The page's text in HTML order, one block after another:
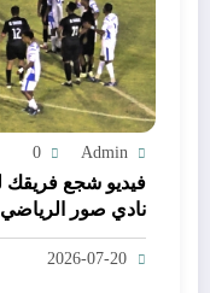
Admin
0
نادي صور الرياضي
2026-07-20